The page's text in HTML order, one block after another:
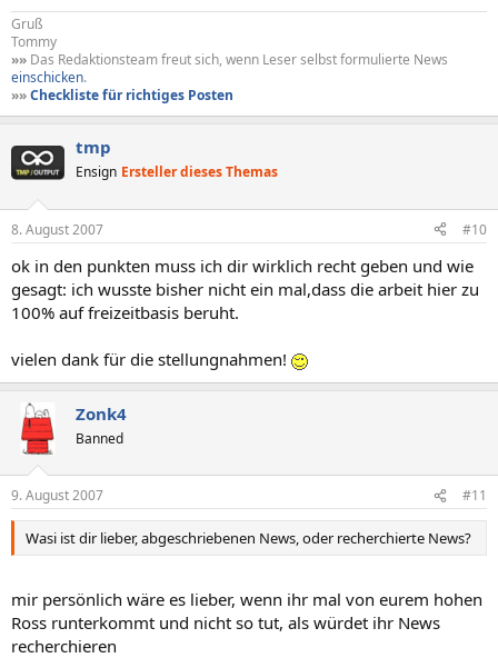
Gruß
Tommy
»» Das Redaktionsteam freut sich, wenn Leser selbst formulierte News
einschicken.
»»Checkliste für richtiges Posten
tmp
Ensign Ersteller dieses Themas
8. August 2007 #10
ok in den punkten muss ich dir wirklich recht geben und wie
gesagt: ich wusste bisher nicht ein mal,dass die arbeit hier zu
100% auf freizeitbasis beruht.
vielen dank für die stellungnahmen!
Zonk4
Banned
9. August 2007 #11
Wasi ist dir lieber, abgeschriebenen News, oder recherchierte News?
mir persönlich wäre es lieber, wenn ihr mal von eurem hohen
Ross runterkommt und nicht so tut, als würdet ihr News
recherchieren